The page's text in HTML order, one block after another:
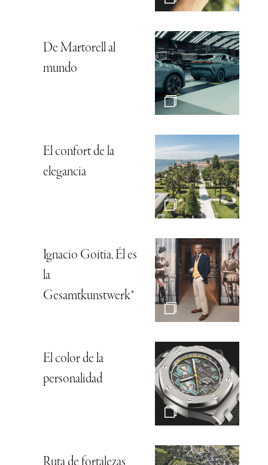
De Martorell al
mundo
El confort de la
elegancia
Ignacio Goitia, Él es
la
Gesamtkunstwerk*
El color de la
personalidad